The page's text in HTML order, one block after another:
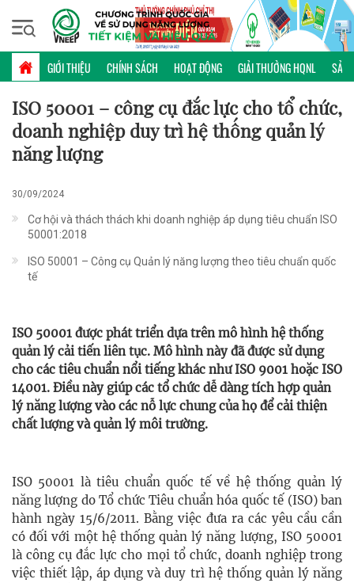
GIỚI THIỆU CHÍNH SÁCH HOẠT ĐỘNG GIẢI THƯỞNG HQNL SẢN
Thứ ba, 11/08/2026 | 02:18 GMT+7
KHOA HỌC CÔNG NGHỆ
ISO 50001 – công cụ đắc lực cho tổ chức,
doanh nghiệp duy trì hệ thống quản lý
năng lượng
30/09/2024
Cơ hội và thách thách khi doanh nghiệp áp dụng tiêu chuẩn ISO
50001:2018
ISO 50001 – Công cụ Quản lý năng lượng theo tiêu chuẩn quốc
tế
ISO 50001 được phát triển dựa trên mô hình hệ thống
quản lý cải tiến liên tục. Mô hình này đã được sử dụng
cho các tiêu chuẩn nổi tiếng khác như ISO 9001 hoặc ISO
14001. Điều này giúp các tổ chức dễ dàng tích hợp quản
lý năng lượng vào các nỗ lực chung của họ để cải thiện
chất lượng và quản lý môi trường.
ISO 50001 là tiêu chuẩn quốc tế về hệ thống quản lý
năng lượng do Tổ chức Tiêu chuẩn hóa quốc tế (ISO) ban
hành ngày 15/6/2011. Bằng việc đưa ra các yêu cầu cần
có đối với một hệ thống quản lý năng lượng, ISO 50001
là công cụ đắc lực cho mọi tổ chức, doanh nghiệp trong
việc thiết lập, áp dụng và duy trì hệ thống quản lý năng